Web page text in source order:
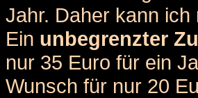
Jahr. Daher kann
Ein unbegrenzter
nur 35 Euro für ein
Wunsch für nur 20